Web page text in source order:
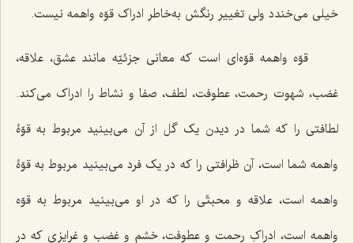
خیلى مى‌خندد ولی تغییر رنگش به‌خاطر ادراک قوّه واهمه نیست.
قوّه واهمه قوّه‌ای است که معانى جزئیّه مانند عشق، علاقه،
غضب، شهوت رحمت، عطوفت، لطف، صفا و نشاط را ادراک می‌کند.
لطافتى را که شما در دیدن یک گل از آن مى‌بینید مربوط به قوّۀ
واهمه شما است، آن ظرافتى را که در یک فرد مى‌بینید مربوط به قوّۀ
واهمه است، علاقه و محبتّى را که در او مى‌بینید مربوط به قوّه
واهمه است، ادراکِ رحمت و عطوفت، خشم و غضب و غرایزى که در